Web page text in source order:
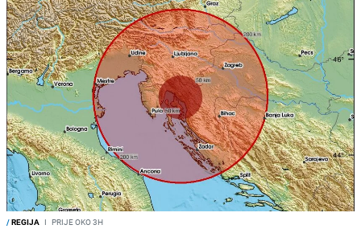
/REGIJA I PRIJE OKO 3H